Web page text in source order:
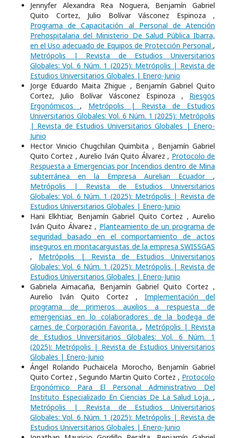
Jennyfer Alexandra Rea Noguera, Benjamín Gabriel
Quito Cortez, Julio Bolívar Vásconez Espinoza ,
Programa de Capacitación al Personal de Atención
Prehospitalaria del Ministerio De Salud Pública Ibarra,
en el Uso adecuado de Equipos de Protección Personal ,
Metrópolis | Revista de Estudios Universitarios
Globales: Vol. 6 Núm. 1 (2025): Metrópolis | Revista de
Estudios Universitarios Globales | Enero-Junio
Jorge Eduardo Maita Zhigue , Benjamín Gabriel Quito
Cortez, Julio Bolívar Vásconez Espinoza , Riesgos
Ergonómicos , Metrópolis | Revista de Estudios
Universitarios Globales: Vol. 6 Núm. 1 (2025): Metrópolis
| Revista de Estudios Universitarios Globales | Enero-
Junio
Hector Vinicio Chugchilan Quimbita , Benjamín Gabriel
Quito Cortez , Aurelio Iván Quito Álvarez , Protocolo de
Respuesta a Emergencias por Incendios dentro de Mina
subterránea en la Empresa Aurelian Ecuador ,
Metrópolis | Revista de Estudios Universitarios
Globales: Vol. 6 Núm. 1 (2025): Metrópolis | Revista de
Estudios Universitarios Globales | Enero-Junio
Hani Elkhtiar, Benjamín Gabriel Quito Cortez , Aurelio
Iván Quito Álvarez , Planteamiento de un programa de
seguridad basado en el comportamiento de actos
inseguros en montacarguistas de la empresa SWISSGAS
, Metrópolis | Revista de Estudios Universitarios
Globales: Vol. 6 Núm. 1 (2025): Metrópolis | Revista de
Estudios Universitarios Globales | Enero-Junio
Gabriela Aimacaña, Benjamín Gabriel Quito Cortez ,
Aurelio Iván Quito Cortez , Implementación del
programa de primeros auxilios a respuesta de
emergencias en lo colaboradores de la bodega de
carnes de Corporación Favorita. , Metrópolis | Revista
de Estudios Universitarios Globales: Vol. 6 Núm. 1
(2025): Metrópolis | Revista de Estudios Universitarios
Globales | Enero-Junio
Ángel Rolando Puchaicela Morocho, Benjamín Gabriel
Quito Cortez , Segundo Martin Quito Cortez , Protocolo
Ergonómico Para El Personal Administrativo Del
Instituto Especializado En Ciencias De La Salud Loja. ,
Metrópolis | Revista de Estudios Universitarios
Globales: Vol. 6 Núm. 1 (2025): Metrópolis | Revista de
Estudios Universitarios Globales | Enero-Junio